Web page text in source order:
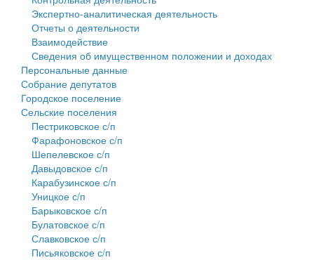
Сельские поселения
Экспертно-аналитическая деятельность
Отчеты о деятельности
Взаимодействие
Сведения об имущественном положении и доходах
Персональные данные
Собрание депутатов
Городское поселение
Сельские поселения
Пестриковское с/п
Фарафоновское с/п
Шепелевское с/п
Давыдовское с/п
Карабузинское с/п
Уницкое с/п
Барыковское с/п
Булатовское с/п
Славковское с/п
Письяковское с/п